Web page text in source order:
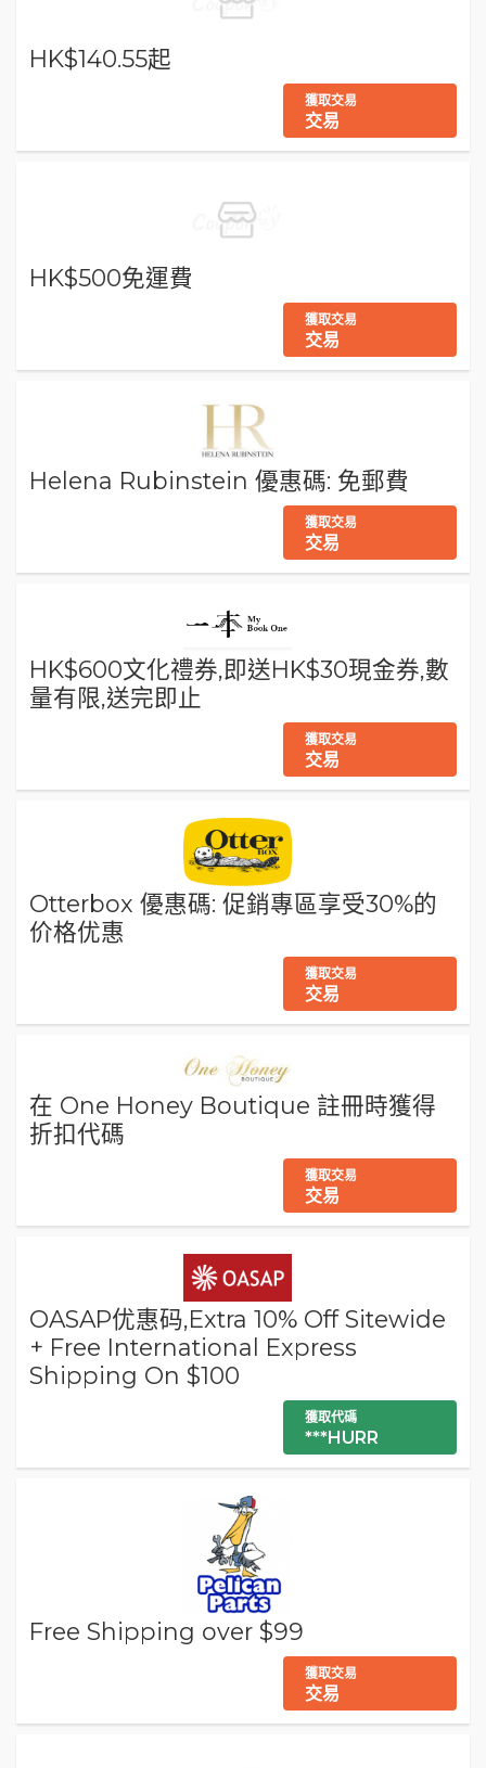
HK$140.55起
獲取交易
交易
HK$500免運費
獲取交易
交易
Helena Rubinstein 優惠碼: 免郵費
獲取交易
交易
HK$600文化禮券,即送HK$30現金券,數
量有限,送完即止
獲取交易
交易
Otterbox 優惠碼: 促銷專區享受30%的
价格优惠
獲取交易
交易
在 One Honey Boutique 註冊時獲得
折扣代碼
獲取交易
交易
OASAP优惠码,Extra 10% Off Sitewide
+ Free International Express
Shipping On $100
獲取代碼
***HURR
Free Shipping over $99
獲取交易
交易